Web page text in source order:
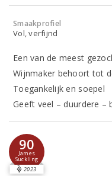
Smaakprofiel
Vol, verfijnd
Een van de meest
Wijnmaker behoort tot
Toegankelijk en soepel
Geeft veel – duurdere –
90
James
Suckling
2023